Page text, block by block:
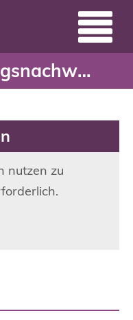
Fahrerqualifizierungsnachweis (FQN)
nutzen zu